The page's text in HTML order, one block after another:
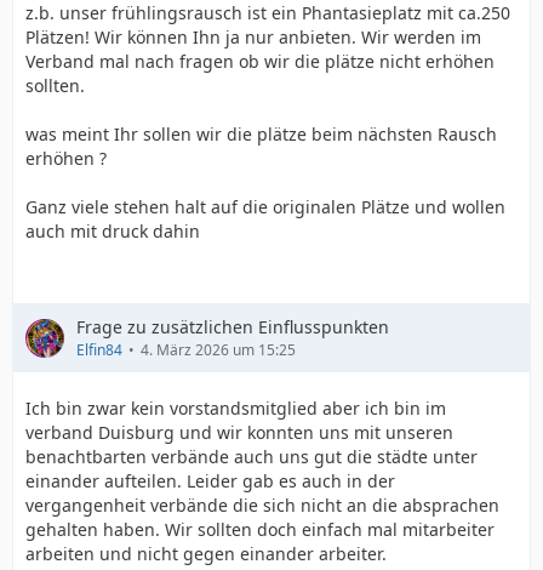
z.b. unser frühlingsrausch ist ein Phantasieplatz mit ca.250
Plätzen! Wir können Ihn ja nur anbieten. Wir werden im
Verband mal nach fragen ob wir die plätze nicht erhöhen
sollten.
was meint Ihr sollen wir die plätze beim nächsten Rausch
erhöhen ?
Ganz viele stehen halt auf die originalen Plätze und wollen
auch mit druck dahin
Frage zu zusätzlichen Einflusspunkten
Elfin84 4. März 2026 um 15:25
Ich bin zwar kein vorstandsmitglied aber ich bin im
verband Duisburg und wir konnten uns mit unseren
benachtbarten verbände auch uns gut die städte unter
einander aufteilen. Leider gab es auch in der
vergangenheit verbände die sich nicht an die absprachen
gehalten haben. Wir sollten doch einfach mal mitarbeiter
arbeiten und nicht gegen einander arbeiter.